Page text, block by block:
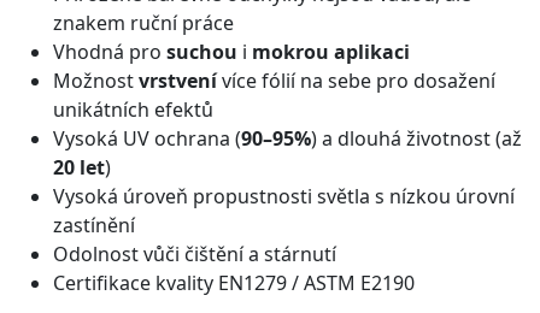
znakem ruční práce
Vhodná pro suchou i mokrou aplikaci
Možnostvrstvenívíce fólií na sebe pro dosažení
unikátních efektů
Vysoká UV ochrana (90–95%) a dlouhá životnost (až
20 let)
Vysoká úroveň propustnosti světla s nízkou úrovní
zastínění
Odolnost vůči čištění a stárnutí
Certifikace kvality EN1279 / ASTM E2190